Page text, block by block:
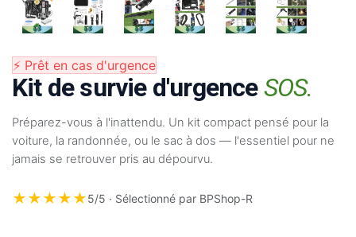
⚡ Prêt en cas d'urgence
Kit de survie d'urgenceSOS.
Préparez-vous à l'inattendu. Un kit compact pensé pour la
voiture, la randonnée, ou le sac à dos — l'essentiel pour ne
jamais se retrouver pris au dépourvu.
★★★★★5/5 · Sélectionné par BPShop-R